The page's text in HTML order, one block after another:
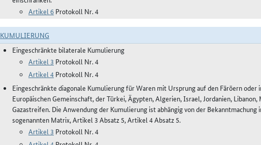
Artikel 6 Protokoll Nr. 4
KUMULIERUNG
Eingeschränkte bilaterale Kumulierung
Artikel 3 Protokoll Nr. 4
Artikel 4 Protokoll Nr. 4
Eingeschränkte diagonale Kumulierung für Waren mit Ursprung auf den Färöern
Europäischen Gemeinschaft, der Türkei, Ägypten, Algerien, Israel, Jordanien,
Gazastreifen. Die Anwendung der Kumulierung ist abhängig von der
sogenannten Matrix, Artikel 3 Absatz 5, Artikel 4 Absatz 5.
Artikel 3 Protokoll Nr. 4